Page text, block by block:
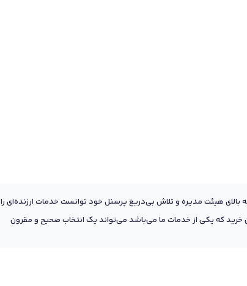
تجربه بالای هیئت مدیره و تلاش بی‌دریغ پرسنل خود توانست خدمات ارزنده‌ای را
که یکی از خدمات ما می‌باشد می‌تواند یک انتخاب صحیح و مقرون